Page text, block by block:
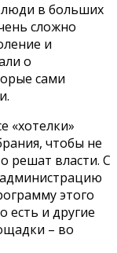
в больших
сложно
и
о
сами
«хотелки»
чтобы не
решат власти. С
этого
есть и другие
– во